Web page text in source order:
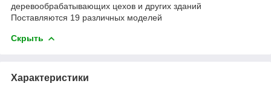
деревообрабатывающих цехов и других зданий
Поставляются 19 различных моделей
Скрыть
Характеристики